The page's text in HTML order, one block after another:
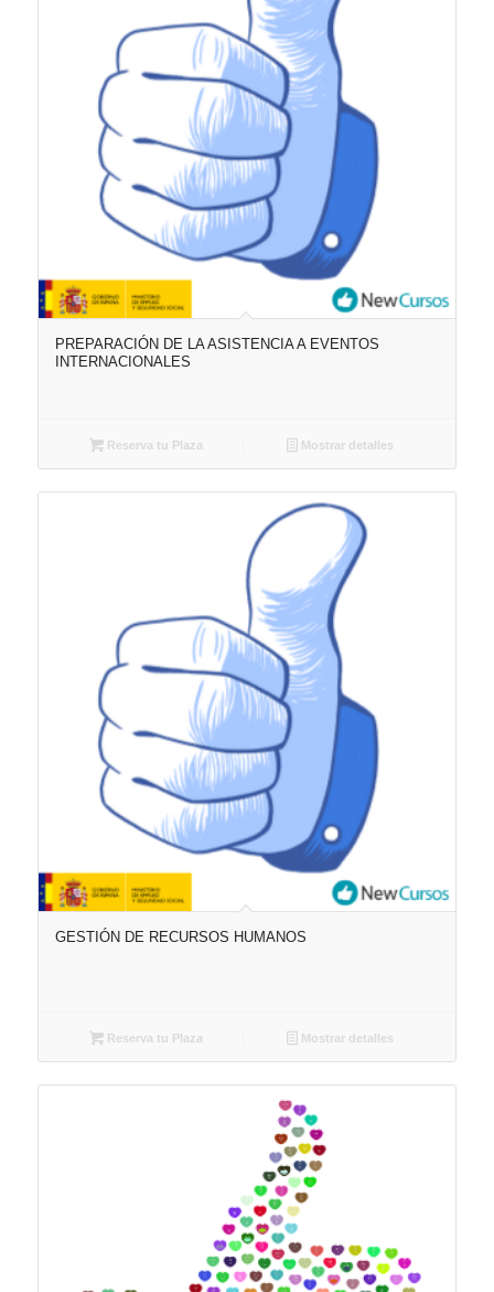
PREPARACIÓN DE LA ASISTENCIA A EVENTOS
INTERNACIONALES
Reserva tu Plaza Mostrar detalles
GESTIÓN DE RECURSOS HUMANOS
Reserva tu Plaza Mostrar detalles